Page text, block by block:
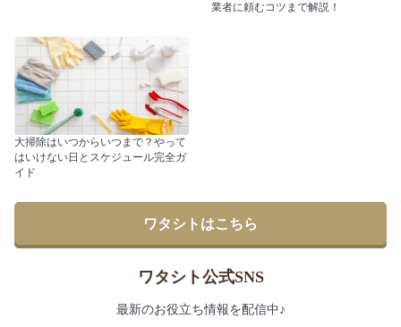
業者に頼むコツまで解説！
大掃除はいつからいつまで？やって
はいけない日とスケジュール完全ガ
イド
ワタシトはこちら
ワタシト公式SNS
最新のお役立ち情報を配信中♪